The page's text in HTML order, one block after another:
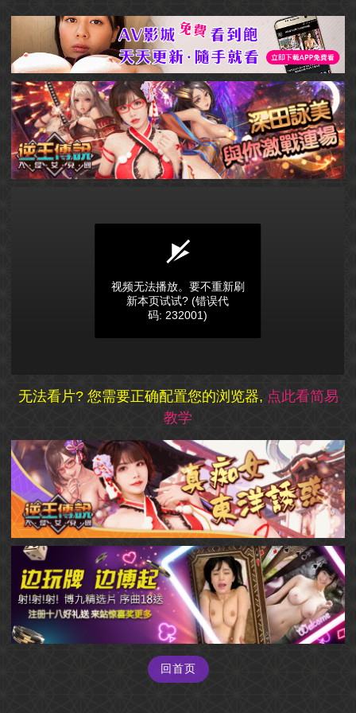
seconds
of
视频无法播放。要不重新刷
新本页试试? (错误代
码: 232001)
无法看片? 您需要正确配置您的浏览器, 点此看简易
教学
回首页